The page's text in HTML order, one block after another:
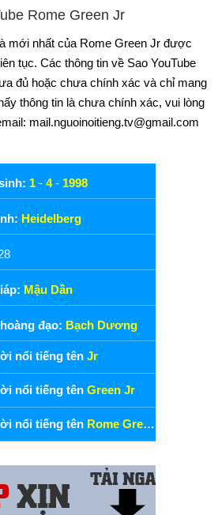
Rome Green Jr
mới nhất của Rome Green Jr được
tục. Các thông tin về Sao YouTube
đủ hoặc chưa chính xác và chỉ mang
thông tin là chưa chính xác, vui lòng
mail.nguoinoitieng.tv@gmail.com
1 - 4- 1998
Heidelberg
Mậu Dần
đạo: Bạch Dương
nổi tiếng tên Jr
nổi tiếng tên Green Jr
nổi tiếng tên Rome Green Jr